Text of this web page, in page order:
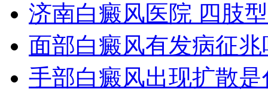
济南白癜风医院 四肢
面部白癜风有发病征兆
手部白癜风出现扩散